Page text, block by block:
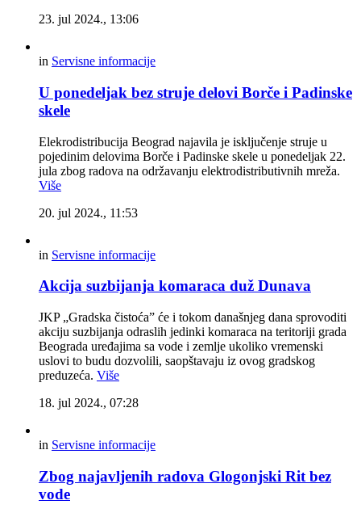
23. jul 2024., 13:06
in Servisne informacije
U ponedeljak bez struje delovi Borče i Padinske
skele
Elekrodistribucija Beograd najavila je isključenje struje u
pojedinim delovima Borče i Padinske skele u ponedeljak 22.
jula zbog radova na održavanju elektrodistributivnih mreža.
Više
20. jul 2024., 11:53
in Servisne informacije
Akcija suzbijanja komaraca duž Dunava
JKP „Gradska čistoća” će i tokom današnjeg dana sprovoditi
akciju suzbijanja odraslih jedinki komaraca na teritoriji grada
Beograda uređajima sa vode i zemlje ukoliko vremenski
uslovi to budu dozvolili, saopštavaju iz ovog gradskog
preduzeća. Više
18. jul 2024., 07:28
in Servisne informacije
Zbog najavljenih radova Glogonjski Rit bez
vode